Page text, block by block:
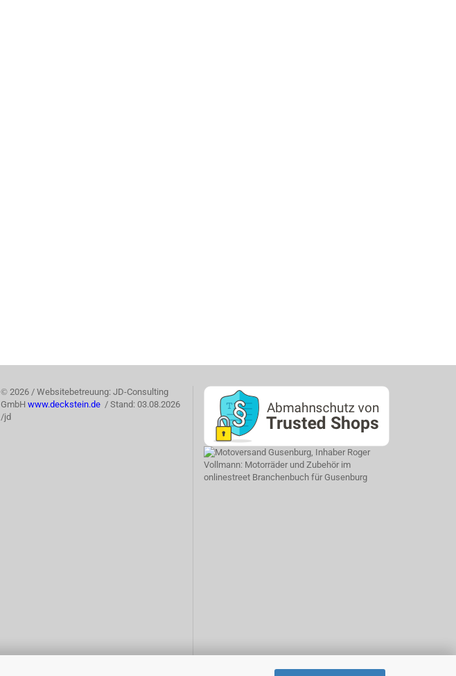
© 2026 / Websitebetreuung: JD-Consulting
GmbH www.deckstein.de / Stand: 03.08.2026
/jd